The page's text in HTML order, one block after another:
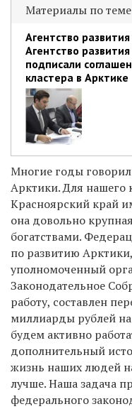
Материалы по теме
Агентство
Агентство
подписали
кластера в Арктике
Многие годы
Арктики. Для нашего
Красноярский край
она довольно
богатствами.
по развитию
уполномоченный
Законодательное
работу, составлен
миллиарды рублей
будем активно
дополнительный
жизнь наших людей
лучше. Наша задача
федерального